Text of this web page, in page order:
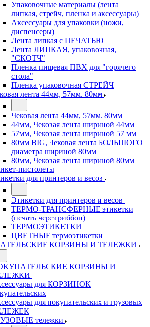
Упаковочные материалы (лента
липкая, стрейч, пленка и аксессуары)
Аксессуары для упаковки (ножи,
диспенсеры)
Лента липкая с ПЕЧАТЬЮ
Лента ЛИПКАЯ, упаковочная,
"СКОТЧ"
Пленка пищевая ПВХ для "горячего
стола"
Пленка упаковочная СТРЕЙЧ
лента 44мм, 57мм. 80мм
Чековая лента 44мм, 57мм. 80мм
44мм, Чековая лента шириной 44мм
57мм, Чековая лента шириной 57 мм
80мм BIG, Чековая лента БОЛЬШОГО
диаметра шириной 80мм
80мм, Чековая лента шириной 80мм
пистолеты
для принтеров и весов
Этикетки для принтеров и весов
ТЕРМО-ТРАНСФЕРНЫЕ этикетки
(печать через риббон)
ТЕРМОЭТИКЕТКИ
ЦВЕТНЫЕ термоэтикетки
КОРЗИНЫ И ТЕЛЕЖКИ
КОРЗИНЫ И
для КОРЗИНОК
для покупательских и грузовых
тележки